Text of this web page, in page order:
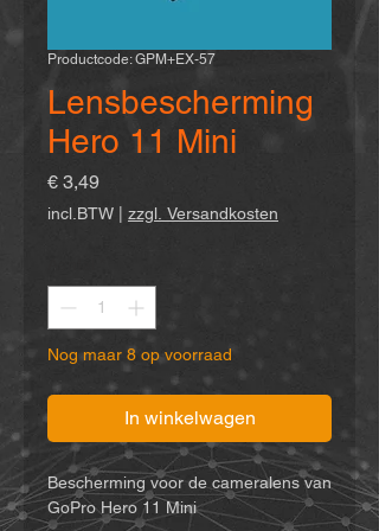
Productcode: GPM+EX-57
Lensbescherming
Hero 11 Mini
€ 3,49Prijs
incl.BTW zzgl. Versandkosten
Nog maar 8 op voorraad
In winkelwagen
Bescherming voor de cameralens van
GoPro Hero 11 Mini